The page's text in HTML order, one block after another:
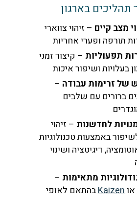
בארגון
קיים – זיהוי צווארי
ופערי אחריות
– קיצור זמני
ושיפור איכות
זרימות עבודה–
עם שלבים
לחדשנות– זיהוי
באמצעות טכנולוגיות
דיגיטציה ושינוי
מתאימות–
בהתאם לאופי